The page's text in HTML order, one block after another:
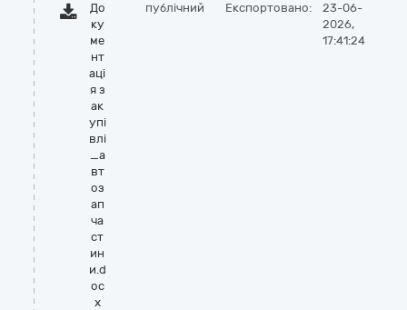
До
ку
ме
нт
аці
я з
ак
упі
влі
_а
вт
оз
ап
ча
ст
ин
и.d
oc
x
публічний Експортовано:
23-06-
2026,
17:41:24